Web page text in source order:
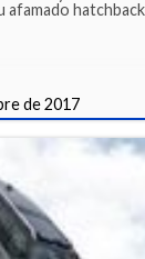
afamado
de 2017